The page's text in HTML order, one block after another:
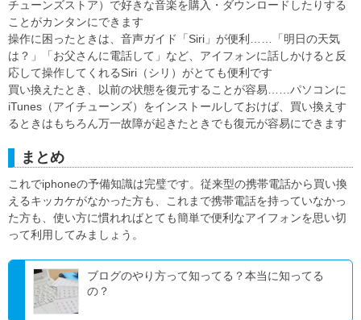
チューンズストア）で好きな音楽を購入・ダウンロードしたりする
ことがカンタンにできます
操作に困ったときは、音声ガイド「Siri」が便利……「明日の天気
は？」「お父さんに電話して」など、アイフォンに話しかけると反
応して操作してくれるSiri（シリ）がとても便利です
買い換えたとき、以前の状態を復元することが容易……パソコンに
iTunes（アイチューンズ）をインストールしておけば、買い換えす
るときはもちろん万一故障が起きたときでも復元が容易にできます
まとめ
これでiphoneの予備知識は完璧です。従来型の携帯電話から買い換
えるキッカケがなかった方も、これまで携帯電話を持っていなかっ
た方も、使い方に慣れればとても簡単で便利なアイフォンを思い切
って利用してみましょう。
ブログのやり方って知ってる？本当に知ってる
の？